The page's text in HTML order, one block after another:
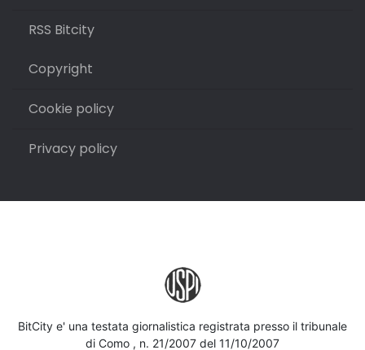
RSS Bitcity
Copyright
Cookie policy
Privacy policy
BitCity e' una testata giornalistica registrata presso il tribunale
di Como , n. 21/2007 del 11/10/2007